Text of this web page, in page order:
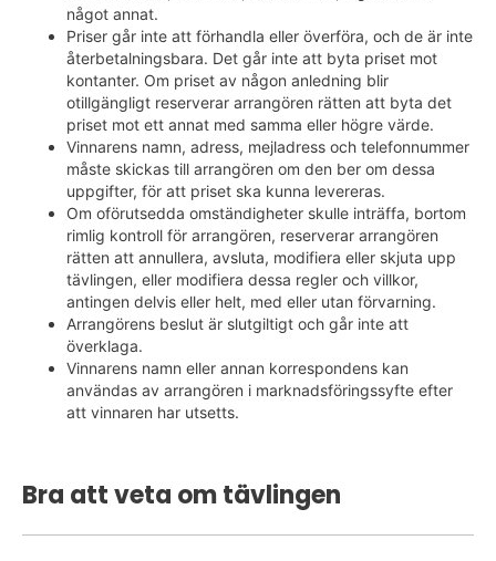
något annat.
Priser går inte att förhandla eller överföra, och de är inte
återbetalningsbara. Det går inte att byta priset mot
kontanter. Om priset av någon anledning blir
otillgängligt reserverar arrangören rätten att byta det
priset mot ett annat med samma eller högre värde.
Vinnarens namn, adress, mejladress och telefonnummer
måste skickas till arrangören om den ber om dessa
uppgifter, för att priset ska kunna levereras.​
Om oförutsedda omständigheter skulle inträffa, bortom
rimlig kontroll för arrangören, reserverar arrangören
rätten att annullera, avsluta, modifiera eller skjuta upp
tävlingen, eller modifiera dessa regler och villkor,
antingen delvis eller helt, med eller utan förvarning.
Arrangörens beslut är slutgiltigt och går inte att
överklaga.
Vinnarens namn eller annan korrespondens kan
användas av arrangören i marknadsföringssyfte efter
att vinnaren har utsetts.
Bra att veta om tävlingen